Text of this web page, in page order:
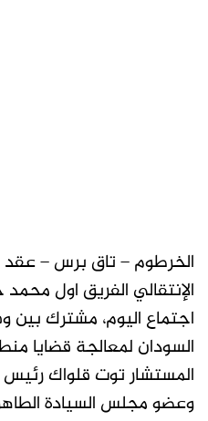
الخرطوم – تاق برس –
الإنتقالي الفريق اول
اجتماع اليوم، مشترك
السودان لمعالجة قضايا
المستشار توت قلواك
وعضو مجلس السيادة